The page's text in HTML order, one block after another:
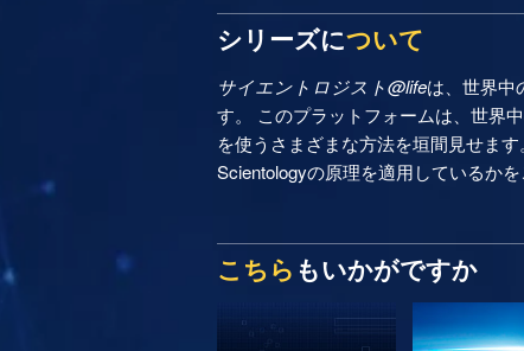
シリーズについて
サイエントロジスト@lifeは、世界中
す。 このプラットフォームは、世界
を使うさまざまな方法を垣間見せま
Scientologyの原理を適用しているかを
こちら もいかがですか